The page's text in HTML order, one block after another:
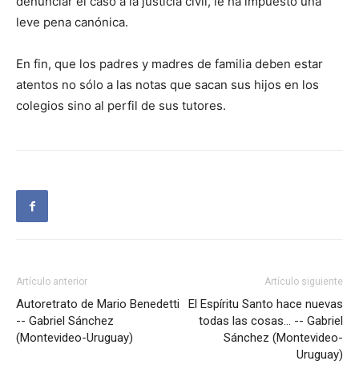
leve pena canónica.
En fin, que los padres y madres de familia deben estar
atentos no sólo a las notas que sacan sus hijos en los
colegios sino al perfil de sus tutores.
Artículo anterior
Autoretrato de Mario Benedetti
-- Gabriel Sánchez
(Montevideo-Uruguay)
Artículo siguiente
El Espíritu Santo hace nuevas
todas las cosas… -- Gabriel
Sánchez (Montevideo-
Uruguay)